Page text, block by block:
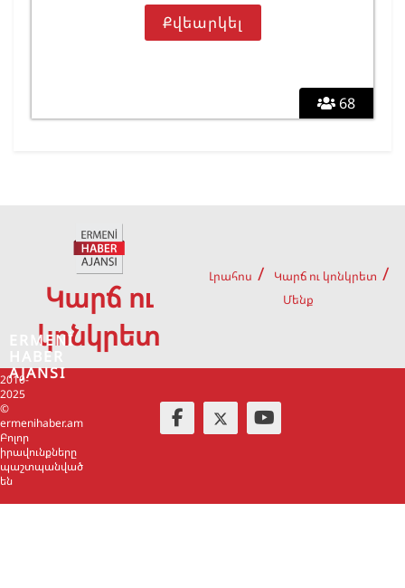
68
Կարճ ու
կոնկրետ
Լրահոս
Կարճ ու կոնկրետ
Մենք
2010-
2025
©
ermenihaber.am
Բոլոր
իրավունքները
պաշտպանված
են
ERMENİ
HABER
AJANSI